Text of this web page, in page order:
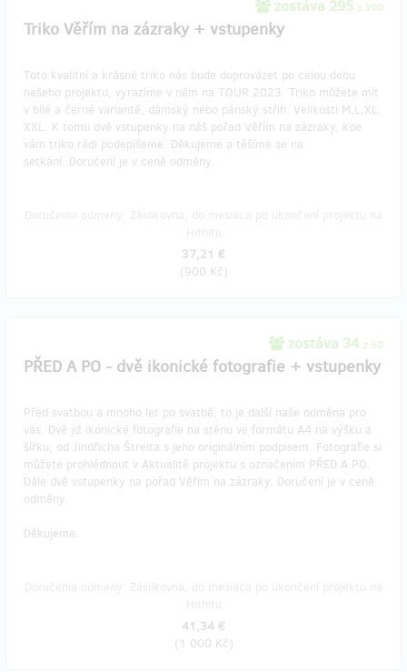
zostáva 295 z 300
Triko Věřím na zázraky + vstupenky
Toto kvalitní a krásné triko nás bude doprovázet po celou dobu
našeho projektu, vyrazíme v něm na TOUR 2023. Triko můžete mít
v bílé a černé variantě, dámský nebo pánský střih. Velikosti M,L,XL,
XXL. K tomu dvě vstupenky na náš pořad Věřím na zázraky, kde
vám triko rádi podepíšeme. Děkujeme a těšíme se na
setkání. Doručení je v ceně odměny.
37,21 €
(900 Kč)
zostáva 34 z 50
PŘED A PO - dvě ikonické fotografie + vstupenky
Před svatbou a mnoho let po svatbě, to je další naše odměna pro
vás. Dvě již ikonické fotografie na stěnu ve formátu A4 na výšku a
šířku, od Jindřicha Štreita s jeho originálním podpisem. Fotografie si
můžete prohlédnout v Aktualitě projektu s označením PŘED A PO.
Dále dvě vstupenky na pořad Věřím na zázraky. Doručení je v ceně
odměny.
Děkujeme.
41,34 €
(1 000 Kč)